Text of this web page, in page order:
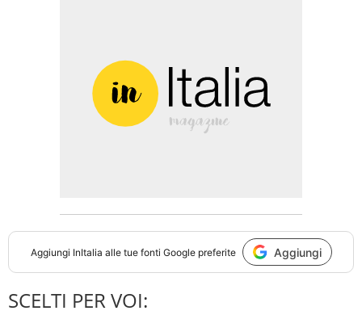
Aggiungi InItalia alle tue fonti Google preferite Aggiungi
SCELTI PER VOI: